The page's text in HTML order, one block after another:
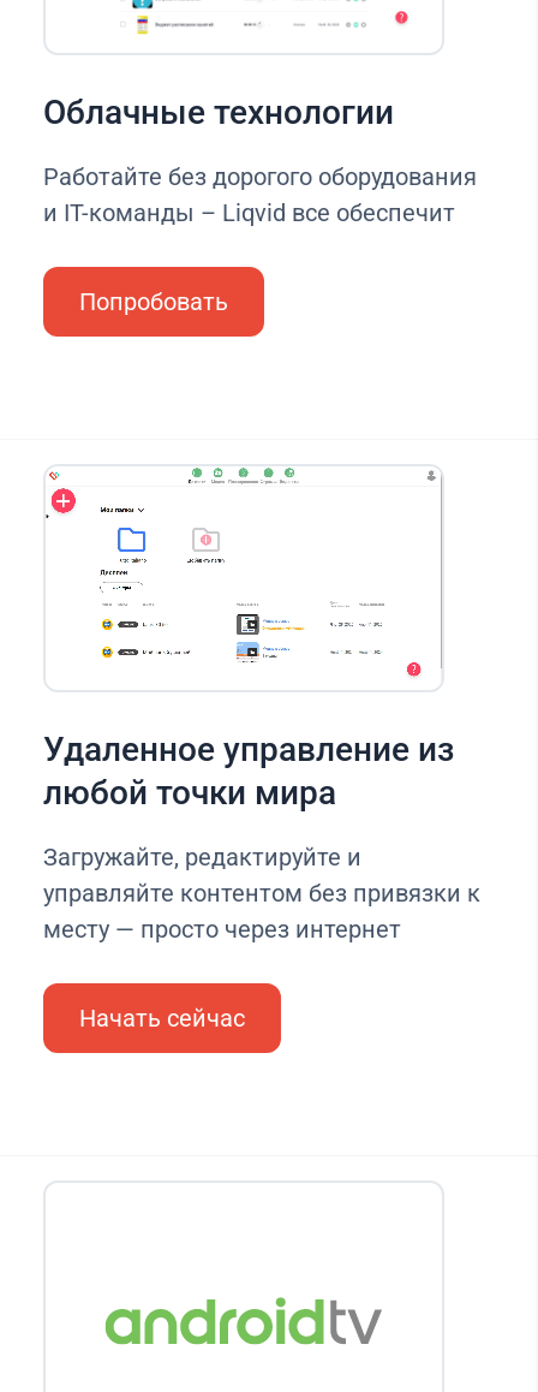
Облачные технологии
Работайте без дорогого оборудования
и IT-команды – Liqvid все обеспечит
Попробовать
Удаленное управление из
любой точки мира
Загружайте, редактируйте и
управляйте контентом без привязки к
месту — просто через интернет
Начать сейчас